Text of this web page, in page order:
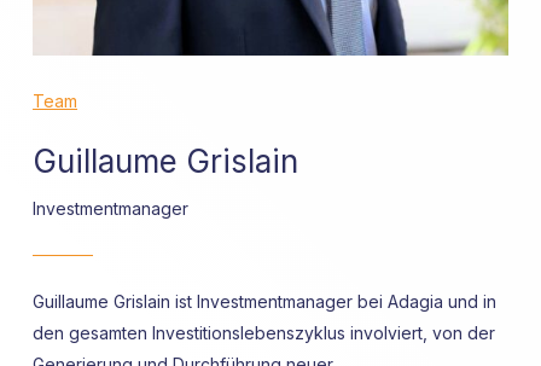
Team
Guillaume Grislain
Investmentmanager
Guillaume Grislain ist Investmentmanager bei Adagia und in
den gesamten Investitionslebenszyklus involviert, von der